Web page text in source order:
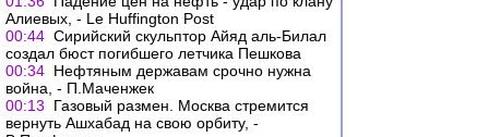
Алиевых, - Le Huffington Post
00:44 Сирийский скульптор Айяд аль-Билал
создал бюст погибшего летчика Пешкова
00:34 Нефтяным державам срочно нужна
война, - П.Маченжек
00:13
Газовый размен. Москва стремится
вернуть Ашхабад на свою орбиту, -